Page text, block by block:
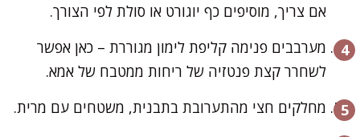
אם צריך, מוסיפים כף יוגורט או סולת לפי הצורך.
מערבבים פנימה קליפת לימון מגוררת – כאן אפשר
לשחרר קצת פנטזיה של ריחות ממטבח של אמא.
מחלקים חצי מהתערובת בתבנית, משטחים עם מרית.